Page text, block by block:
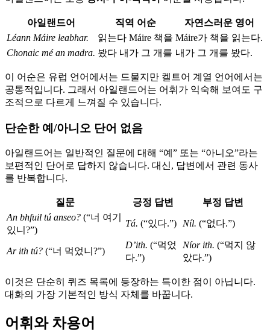
아일랜드어 직역 어순
자연스러운 영어
Léann Máire leabhar.
읽는다 Máire 책을 Máire가 책을 읽는다.
Chonaic mé an madra. 봤다 내가 그 개를 내가 그 개를 봤다.
이 어순은 유럽 언어에서는 드물지만 켈트어 계열 언어에서는
공통적입니다. 그래서 아일랜드어는 어휘가 익숙해 보여도 구
조적으로 다르게 느껴질 수 있습니다.
단순한 예/아니오 단어 없음
아일랜드어는 일반적인 질문에 대해 “예” 또는 “아니오”라는
보편적인 단어로 답하지 않습니다. 대신, 답변에서 관련 동사
를 반복합니다.
질문 긍정 답변
부정 답변
An bhfuil tú anseo? (“너 여기
있니?”)
Tá. (“있다.”) Níl. (“없다.”)
Ar ith tú? (“너 먹었니?”)
D’ith. (“먹었
다.”)
Níor ith. (“먹지 않
았다.”)
이것은 단순히 퀴즈 목록에 등장하는 특이한 점이 아닙니다.
대화의 가장 기본적인 방식 자체를 바꿉니다.
어휘와 차용어